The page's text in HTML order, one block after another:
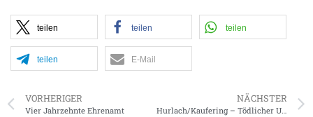
teilen teilen teilen
teilen E-Mail
VORHERIGER
Vier Jahrzehnte Ehrenamt
NÄCHSTER
Hurlach/Kaufering – Tödlicher Unfall auf der LL20